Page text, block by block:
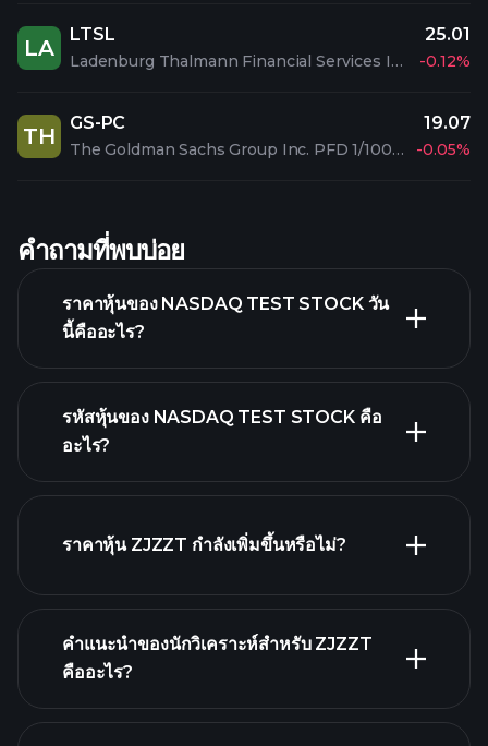
LA
LTSL
Ladenburg Thalmann Financial Services Inc. 6.50% NT 27
25.01
-0.12%
TH
GS-PC
The Goldman Sachs Group Inc. PFD 1/1000 C
19.07
-0.05%
คำถามที่พบบ่อย
ราคาหุ้นของ NASDAQ TEST STOCK วัน
นี้คืออะไร?
กราฟขั้นสูง
รหัสหุ้นของ NASDAQ TEST STOCK คือ
อะไร?
ราคาหุ้น ZJZZT กำลังเพิ่มขึ้นหรือไม่?
คำแนะนำของนักวิเคราะห์สำหรับ ZJZZT
คืออะไร?